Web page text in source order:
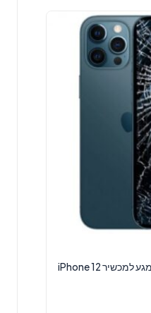
Apple החלפת מסך LCD+מגע למכשיר iPhone 12